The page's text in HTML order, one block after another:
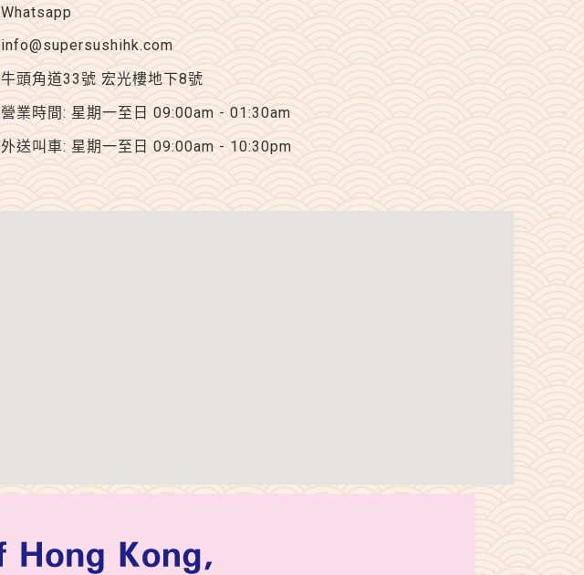
Whatsapp
info@supersushihk.com
牛頭角道33號 宏光樓地下8號
營業時間: 星期一至日 09:00am - 01:30am
外送叫車: 星期一至日 09:00am - 10:30pm